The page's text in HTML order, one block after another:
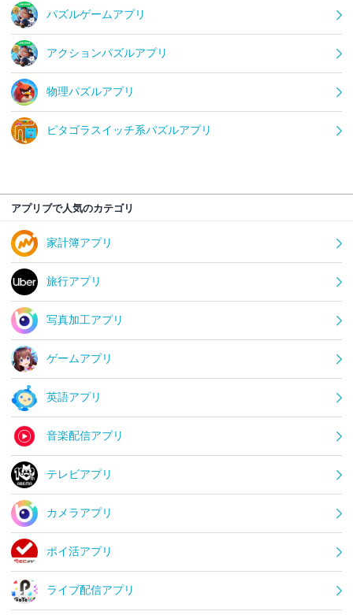
パズルゲームアプリ
アクションパズルアプリ
物理パズルアプリ
ピタゴラスイッチ系パズルアプリ
アプリブで人気のカテゴリ
家計簿アプリ
旅行アプリ
写真加工アプリ
ゲームアプリ
英語アプリ
音楽配信アプリ
テレビアプリ
カメラアプリ
ポイ活アプリ
ライブ配信アプリ